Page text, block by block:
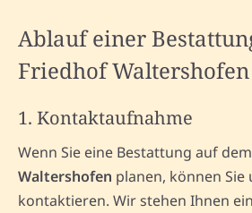
Ablauf einer
Friedhof Waltershofen
1. Kontaktaufnahme
Wenn Sie eine Bestattung auf dem
Waltershofen planen, können Sie
kontaktieren. Wir stehen Ihnen